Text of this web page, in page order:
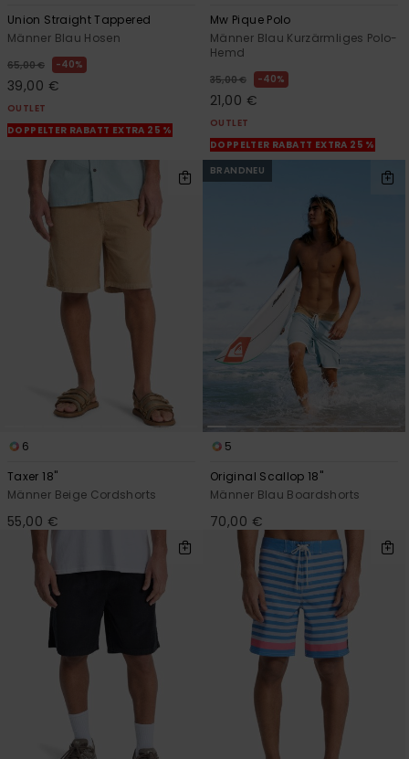
Union Straight Tappered
Männer Blau Hosen
65,00 € 40%
39,00 €
OUTLET
DOPPELTER RABATT EXTRA 25 %
Mw Pique Polo
Männer Blau Kurzärmliges Polo-
Hemd
35,00 € 40%
21,00 €
OUTLET
DOPPELTER RABATT EXTRA 25 %
6
Taxer 18"
Männer Beige Cordshorts
55,00 €
BRANDNEU
5
Original Scallop 18"
Männer Blau Boardshorts
70,00 €